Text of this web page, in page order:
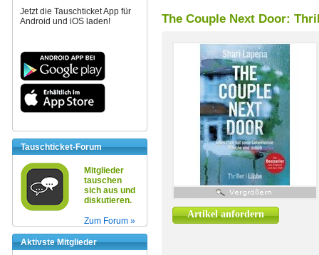
Jetzt die Tauschticket App für
Android und iOS laden!
Tauschticket-Forum
Mitglieder
tauschen
sich aus und
diskutieren.
Zum Forum »
Aktivste Mitglieder
The Couple Next Door:
Artikel anfordern